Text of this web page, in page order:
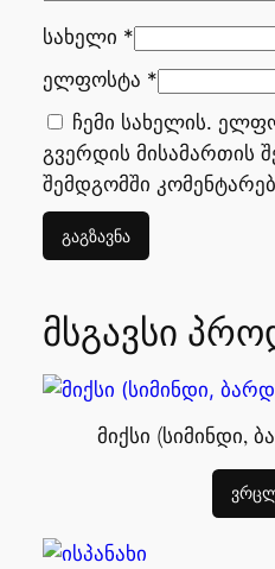
სახელი *
ელფოსტა *
ჩემი სახელის.
გვერდის მისამართის
შემდგომში
მსგავსი
მიქსი (სიმინდი,